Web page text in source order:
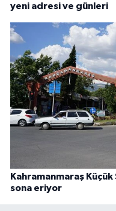
yeni adresi ve günleri
Kahramanmaraş Küçük
sona eriyor